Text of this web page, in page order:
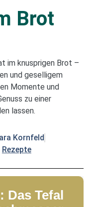
Brot
im knusprigen Brot –
und geselligem
Momente und
zu einer
lassen.
Kornfeld
Rezepte
Das Tefal